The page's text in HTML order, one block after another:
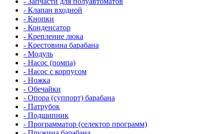
- Клапан входной
- Кнопки
- Конденсатор
- Крепление люка
- Крестовина барабана
- Модуль
- Насос (помпа)
- Насос c корпусом
- Ножка
- Обечайки
- Опора (суппорт) барабана
- Патрубок
- Подшипник
- Программатор (селектор программ)